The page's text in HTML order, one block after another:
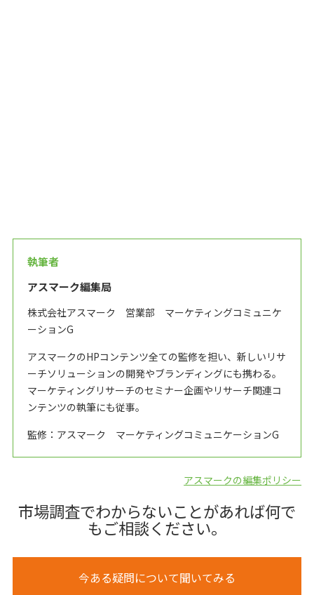
執筆者
アスマーク編集局
株式会社アスマーク 営業部 マーケティングコミュニケ
ーションG
アスマークのHPコンテンツ全ての監修を担い、新しいリサ
ーチソリューションの開発やブランディングにも携わる。
マーケティングリサーチのセミナー企画やリサーチ関連コ
ンテンツの執筆にも従事。
監修：アスマーク マーケティングコミュニケーションG
アスマークの編集ポリシー
市場調査でわからないことがあれば何で
もご相談ください。
今ある疑問について聞いてみる